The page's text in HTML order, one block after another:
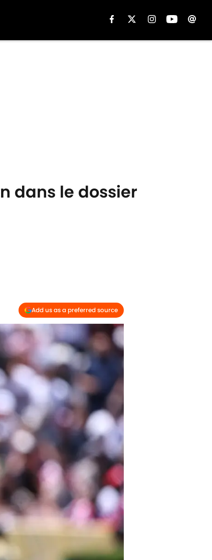
dans le dossier
Add us as a preferred source